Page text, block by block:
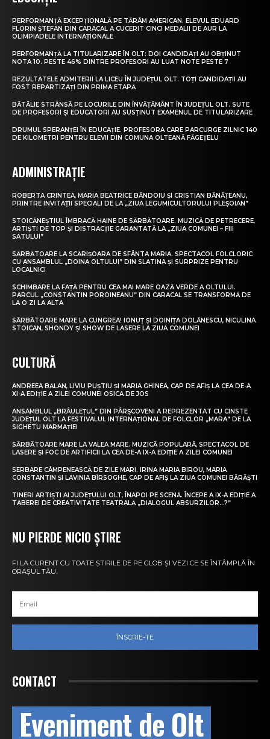
PERFORMANȚĂ EXCEPȚIONALĂ PE TĂRÂM AMERICAN. ELEVUL EDUARD
FLORIN ȘTEFAN DIN CARACAL A CUCERIT CINCI MEDALII DE AUR LA
OLIMPIADELE INTERNAȚIONALE
PERFORMANȚĂ LA TITULARIZARE ÎN OLT: DOI CANDIDAȚI AU OBȚINUT
NOTA 10. PESTE 46% DINTRE PROFESORI AU LUAT NOTE PESTE 7
REZULTATELE ADMITERII LA LICEU ÎN JUDEȚUL OLT. TOȚI CANDIDAȚII AU
FOST REPARTIZAȚI DIN PRIMA ETAPĂ
BĂTĂLIE STRÂNSĂ PE LOCURILE DIN ÎNVĂȚĂMÂNT ÎN JUDEȚUL OLT. SUTE
DE PROFESORI ȘI EDUCATORI AU SUSȚINUT EXAMENUL DE TITULARIZARE
DRUMUL SPERANȚEI ÎN EDUCAȚIE. PROFESORA CARE PARCURGE ZILNIC 140
DE KILOMETRI PENTRU ELEVII DIN COMUNA OLTEANĂ FĂGEȚELU
ADMINISTRAȚIE
ROBERTA CRINTEA, MARIA BEATRICE BĂNDOIU ȘI CRISTIAN BĂNĂȚEANU,
PRINTRE INVITAȚII SPECIALI DE LA „ZIUA LEGUMICULTORULUI PLEȘOIAN”
STOICĂNEȘTIUL ÎMBRACĂ HAINE DE SĂRBĂTOARE. MUZICĂ DE PETRECERE,
ARTIȘTI DE TOP ȘI DISTRACȚIE GARANTATĂ LA „ZIUA COMUNEI – FIII
SATULUI”
SĂRBĂTOARE LA SCĂRIȘOARA DE SFÂNTA MARIA. SPECTACOL FOLCLORIC
CU ANSAMBLUL „DOINA OLTULUI” DIN SLATINA ȘI SURPRIZE PENTRU
LOCALNICI
SCHIMBARE LA FAȚĂ PENTRU CEA MAI MARE OAZĂ VERDE A OLTULUI.
PARCUL „CONSTANTIN POROINEANU” DIN CARACAL SE TRANSFORMĂ DE
LA O ZI LA ALTA
SĂRBĂTOARE MARE LA CUNGREA! IONUȚ ȘI DOINIȚA DOLĂNESCU, NICULINA
STOICAN, SHONDY ȘI SHOW DE LASERE LA ZIUA COMUNEI
CULTURĂ
ANDREEA BĂLAN, LIVIU PUȘTIU ȘI MARIA GHINEA, CAP DE AFIȘ LA CEA DE-A
XI-A EDIȚIE A ZILEI COMUNEI OSICA DE JOS
ANSAMBLUL „BRÂULEȚUL” DIN PÂRȘCOVENI A REPREZENTAT CU CINSTE
JUDEȚUL OLT LA FESTIVALUL INTERNAȚIONAL DE FOLCLOR „MARA” DE LA
SIGHETU MARMAȚIEI
SĂRBĂTOARE MARE LA VALEA MARE. MUZICĂ POPULARĂ, SPECTACOL DE
LASERE ȘI FOC DE ARTIFICII LA CEA DE-A IX-A EDIȚIE A ZILEI COMUNEI
SERBARE CÂMPENEASCĂ DE ZILE MARI. IRINA MARIA BIROU, MARIA
CONSTANTIN ȘI LAVINIA BÎRSOGHE, CAP DE AFIȘ LA ZIUA COMUNEI BĂRĂȘTI
TINERI ARTIȘTI AI JUDEȚULUI OLT, ÎNAPOI PE SCENĂ. ÎNCEPE A IX-A EDIȚIE A
TABEREI DE CREATIVITATE TEATRALĂ „DIALOGUL ABSURZILOR…?”
NU PIERDE NICIO ȘTIRE
FI LA CURENT CU TOATE ȘTIRILE DE PE GLOB ȘI VEZI CE SE ÎNTÂMPLĂ ÎN
ORAȘUL TĂU.
ÎNSCRIE-TE
CONTACT
Eveniment de Olt